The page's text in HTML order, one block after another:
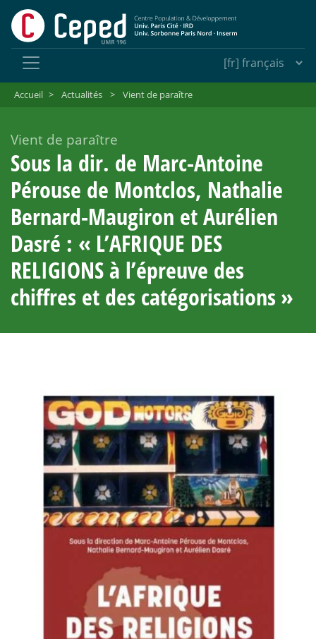
Accueil > Actualités > Vient de paraître
Vient de paraître
Sous la dir. de Marc-Antoine
Pérouse de Montclos, Nathalie
Bernard-Maugiron et Aurélien
Dasré : « L’AFRIQUE DES
RELIGIONS à l’épreuve des
chiffres et des catégorisations »